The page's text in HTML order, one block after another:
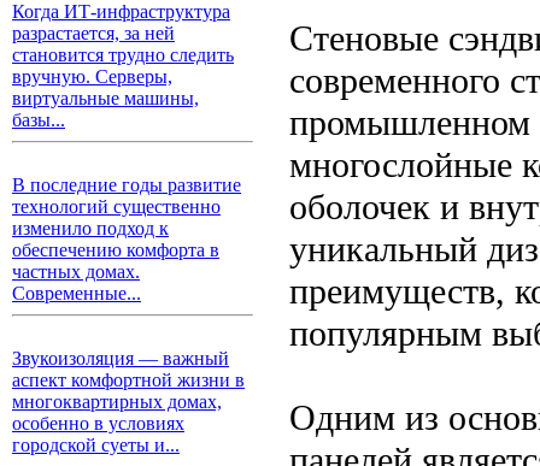
Когда ИТ-инфраструктура
разрастается, за ней
становится трудно следить
вручную. Серверы,
виртуальные машины,
базы...
В последние годы развитие
технологий существенно
изменило подход к
обеспечению комфорта в
частных домах.
Современные...
Звукоизоляция — важный
аспект комфортной жизни в
многоквартирных домах,
особенно в условиях
городской суеты и...
Стеновые
современного
промышленном
многослойные
оболочек и
уникальный
преимуществ,
популярным
Одним из